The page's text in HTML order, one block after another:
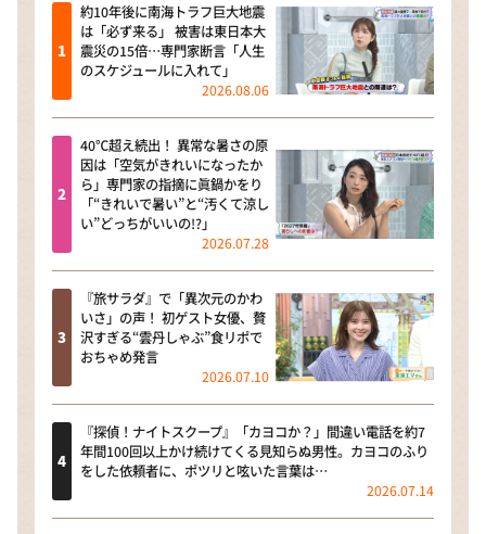
約10年後に南海トラフ巨大地震
は「必ず来る」 被害は東日本大
震災の15倍…専門家断言「人生
のスケジュールに入れて」
2026.08.06
40℃超え続出！ 異常な暑さの原
因は「空気がきれいになったか
ら」専門家の指摘に眞鍋かをり
「“きれいで暑い”と“汚くて涼し
い”どっちがいいの!?」
2026.07.28
『旅サラダ』で「異次元のかわ
いさ」の声！ 初ゲスト女優、贅
沢すぎる“雲丹しゃぶ”食リポで
おちゃめ発言
2026.07.10
『探偵！ナイトスクープ』「カヨコか？」間違い電話を約7
年間100回以上かけ続けてくる見知らぬ男性。カヨコのふり
をした依頼者に、ポツリと呟いた言葉は…
2026.07.14